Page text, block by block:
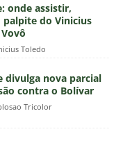
onde assistir,
palpite do Vinicius
Toledo
divulga nova parcial
contra o Bolívar
Tricolor